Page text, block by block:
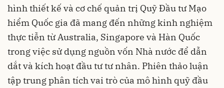
hình thiết kế và cơ chế quản trị Quỹ Đầu tư Mạo
hiểm Quốc gia đã mang đến những kinh nghiệm
thực tiễn từ Australia, Singapore và Hàn Quốc
trong việc sử dụng nguồn vốn Nhà nước để dẫn
dắt và kích hoạt đầu tư tư nhân. Phiên thảo luận
tập trung phân tích vai trò của mô hình quỹ đầu